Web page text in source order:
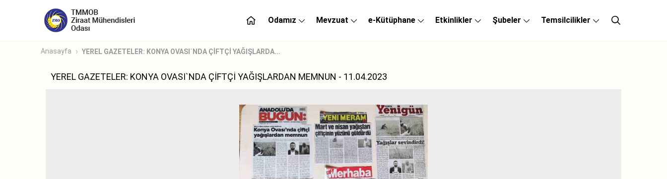
Odamız Mevzuat e-Kütüphane Etkinlikler Şubeler Temsilcilikler
Anasayfa YEREL GAZETELER: KONYA OVASI`NDA ÇİFTÇİ YAĞIŞLARDA...
YEREL GAZETELER: KONYA OVASI`NDA ÇİFTÇİ YAĞIŞLARDAN MEMNUN - 11.04.2023